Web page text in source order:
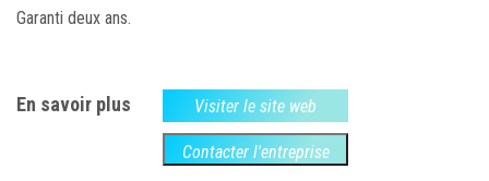
Garanti deux ans.
En savoir plus Visiter le site web
Contacter l'entreprise